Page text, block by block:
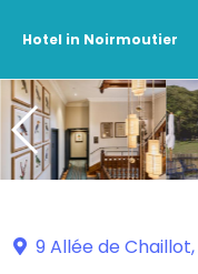
Hotel in Noirmoutier
9 Allée de